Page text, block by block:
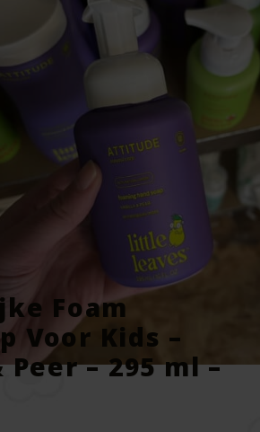
Foam
Voor Kids –
– 295 ml –